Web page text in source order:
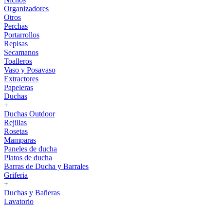
Organizadores
Otros
Perchas
Portarrollos
Repisas
Secamanos
Toalleros
Vaso y Posavaso
Extractores
Papeleras
Duchas
+
Duchas Outdoor
Rejillas
Rosetas
Mamparas
Paneles de ducha
Platos de ducha
Barras de Ducha y Barrales
Griferia
+
Duchas y Bañeras
Lavatorio